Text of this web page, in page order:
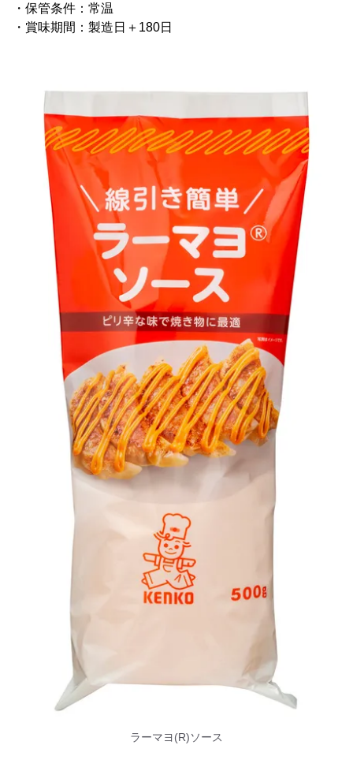
・保管条件：常温
・賞味期間：製造日＋180日
ラーマヨ(R)ソース